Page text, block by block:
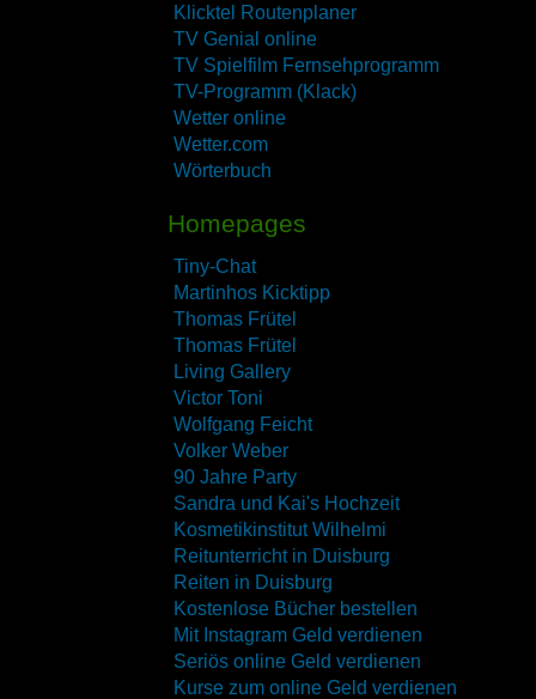
Klicktel Routenplaner
TV Genial online
TV Spielfilm Fernsehprogramm
TV-Programm (Klack)
Wetter online
Wetter.com
Wörterbuch
Homepages
Tiny-Chat
Martinhos Kicktipp
Thomas Frütel
Thomas Frütel
Living Gallery
Victor Toni
Wolfgang Feicht
Volker Weber
90 Jahre Party
Sandra und Kai's Hochzeit
Kosmetikinstitut Wilhelmi
Reitunterricht in Duisburg
Reiten in Duisburg
Kostenlose Bücher bestellen
Mit Instagram Geld verdienen
Seriös online Geld verdienen
Kurse zum online Geld verdienen